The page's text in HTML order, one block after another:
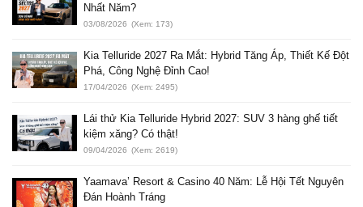
Nhất Năm?
03/08/2026 (Xem: 173)
Kia Telluride 2027 Ra Mắt: Hybrid Tăng Áp, Thiết Kế Đột
Phá, Công Nghệ Đỉnh Cao!
17/04/2026 (Xem: 2495)
Lái thử Kia Telluride Hybrid 2027: SUV 3 hàng ghế tiết
kiệm xăng? Có thật!
09/04/2026 (Xem: 2619)
Yaamava’ Resort & Casino 40 Năm: Lễ Hội Tết Nguyên
Đán Hoành Tráng